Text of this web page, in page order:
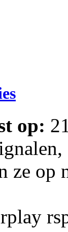
op:
ze op